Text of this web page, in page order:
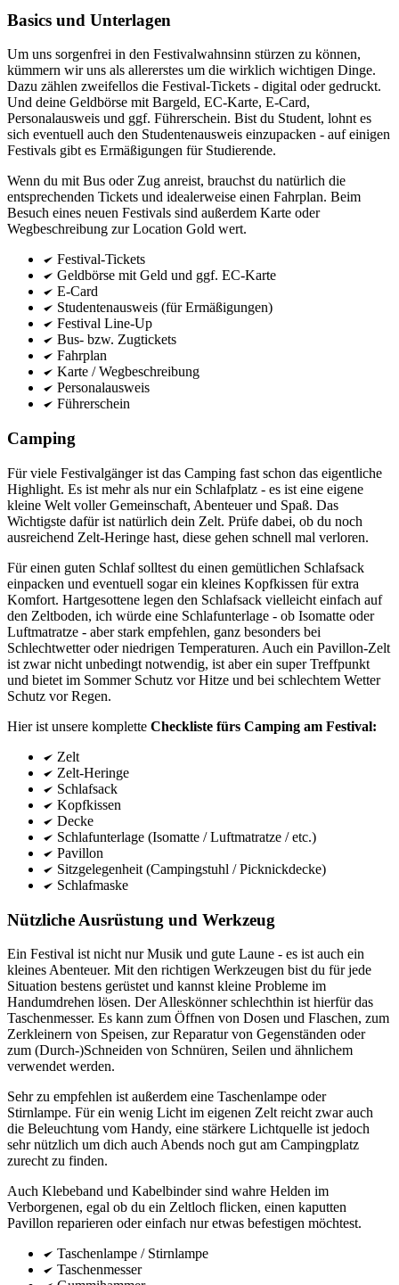
Basics und Unterlagen
Um uns sorgenfrei in den Festivalwahnsinn stürzen zu können,
kümmern wir uns als allererstes um die wirklich wichtigen Dinge.
Dazu zählen zweifellos die Festival-Tickets - digital oder gedruckt.
Und deine Geldbörse mit Bargeld, EC-Karte, E-Card,
Personalausweis und ggf. Führerschein. Bist du Student, lohnt es
sich eventuell auch den Studentenausweis einzupacken - auf einigen
Festivals gibt es Ermäßigungen für Studierende.
Wenn du mit Bus oder Zug anreist, brauchst du natürlich die
entsprechenden Tickets und idealerweise einen Fahrplan. Beim
Besuch eines neuen Festivals sind außerdem Karte oder
Wegbeschreibung zur Location Gold wert.
Festival-Tickets
Geldbörse mit Geld und ggf. EC-Karte
E-Card
Studentenausweis (für Ermäßigungen)
Festival Line-Up
Bus- bzw. Zugtickets
Fahrplan
Karte / Wegbeschreibung
Personalausweis
Führerschein
Camping
Für viele Festivalgänger ist das Camping fast schon das eigentliche
Highlight. Es ist mehr als nur ein Schlafplatz - es ist eine eigene
kleine Welt voller Gemeinschaft, Abenteuer und Spaß. Das
Wichtigste dafür ist natürlich dein Zelt. Prüfe dabei, ob du noch
ausreichend Zelt-Heringe hast, diese gehen schnell mal verloren.
Für einen guten Schlaf solltest du einen gemütlichen Schlafsack
einpacken und eventuell sogar ein kleines Kopfkissen für extra
Komfort. Hartgesottene legen den Schlafsack vielleicht einfach auf
den Zeltboden, ich würde eine Schlafunterlage - ob Isomatte oder
Luftmatratze - aber stark empfehlen, ganz besonders bei
Schlechtwetter oder niedrigen Temperaturen. Auch ein Pavillon-Zelt
ist zwar nicht unbedingt notwendig, ist aber ein super Treffpunkt
und bietet im Sommer Schutz vor Hitze und bei schlechtem Wetter
Schutz vor Regen.
Hier ist unsere komplette Checkliste fürs Camping am Festival:
Zelt
Zelt-Heringe
Schlafsack
Kopfkissen
Decke
Schlafunterlage (Isomatte / Luftmatratze / etc.)
Pavillon
Sitzgelegenheit (Campingstuhl / Picknickdecke)
Schlafmaske
Nützliche Ausrüstung und Werkzeug
Ein Festival ist nicht nur Musik und gute Laune - es ist auch ein
kleines Abenteuer. Mit den richtigen Werkzeugen bist du für jede
Situation bestens gerüstet und kannst kleine Probleme im
Handumdrehen lösen. Der Alleskönner schlechthin ist hierfür das
Taschenmesser. Es kann zum Öffnen von Dosen und Flaschen, zum
Zerkleinern von Speisen, zur Reparatur von Gegenständen oder
zum (Durch-)Schneiden von Schnüren, Seilen und ähnlichem
verwendet werden.
Sehr zu empfehlen ist außerdem eine Taschenlampe oder
Stirnlampe. Für ein wenig Licht im eigenen Zelt reicht zwar auch
die Beleuchtung vom Handy, eine stärkere Lichtquelle ist jedoch
sehr nützlich um dich auch Abends noch gut am Campingplatz
zurecht zu finden.
Auch Klebeband und Kabelbinder sind wahre Helden im
Verborgenen, egal ob du ein Zeltloch flicken, einen kaputten
Pavillon reparieren oder einfach nur etwas befestigen möchtest.
Taschenlampe / Stirnlampe
Taschenmesser